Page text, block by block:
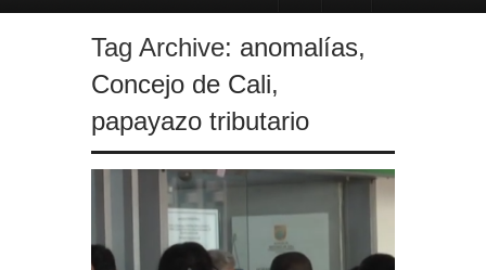
Rápida reacción policial evitó que presunto agresor escapara tras atacar
Frustran atentado con bus bomba que iba dirigido contra Cali durante la
Tag Archive: anomalías,
Concejo de Cali,
papayazo tributario